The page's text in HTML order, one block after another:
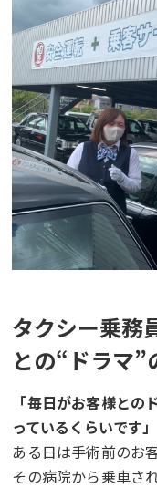
タクシー乗務
との“ドラマ”
「毎日がお客様と
っているくらいです」
ある日は手術前のお
その病院から乗車さ